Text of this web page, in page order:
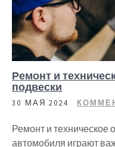
Ремонт и
подвески
30 МАЯ 2024
Ремонт и техническое
автомобиля играют